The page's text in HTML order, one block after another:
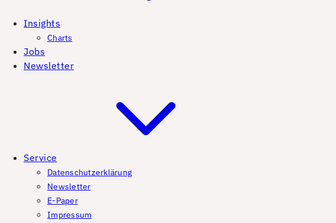
Insights
Charts
Jobs
Newsletter
Service
Datenschutzerklärung
Newsletter
E-Paper
Impressum